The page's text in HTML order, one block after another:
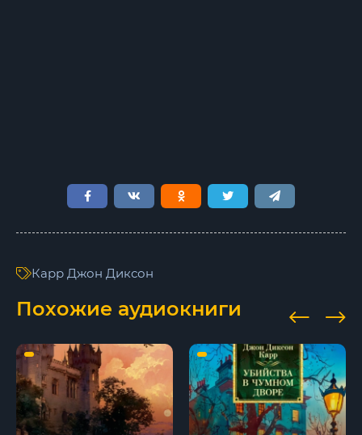
Глава 14. РОГ ЕДИНОРОГА
Глава 18. ПОСЛЕДНИЙ БОЙ
Глава 19. ТРОЙНОЕ ПЕРЕВОПЛОЩЕНИЕ
Глава 20. ПРАВДА
Карр Джон Диксон
Похожие аудиокниги